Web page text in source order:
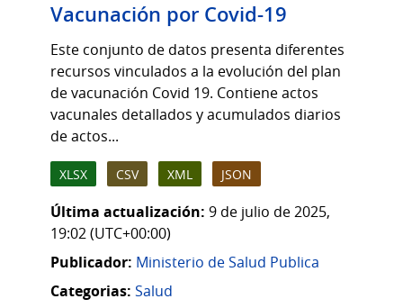
Vacunación por Covid-19
Este conjunto de datos presenta diferentes
recursos vinculados a la evolución del plan
de vacunación Covid 19. Contiene actos
vacunales detallados y acumulados diarios
de actos...
XLSX CSV XML JSON
Última actualización: 9 de julio de 2025,
19:02 (UTC+00:00)
Publicador: Ministerio de Salud Publica
Categorias: Salud